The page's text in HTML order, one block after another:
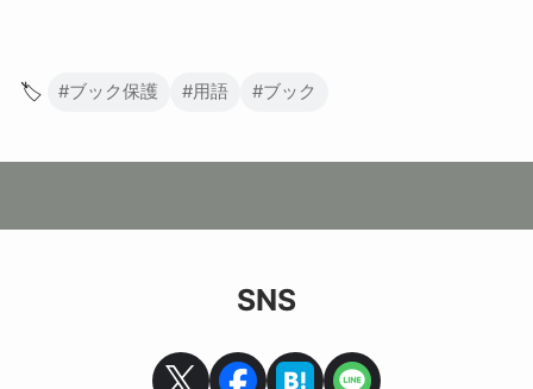
🏷️ #ブック保護 #用語 #ブック
SNS